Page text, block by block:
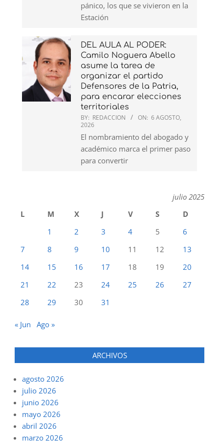
pánico, los que se vivieron en la
Estación
DEL AULA AL PODER:
Camilo Noguera Abello
asume la tarea de
organizar el partido
Defensores de la Patria,
para encarar elecciones
territoriales
BY: REDACCION ON: 6 AGOSTO,
2026
El nombramiento del abogado y
académico marca el primer paso
para convertir
julio 2025
L
M X J V S
D
1
2 3 4 5
6
7
8 9 10 11 12
13
14
15 16 17 18 19
20
21
22 23 24 25 26
27
28
29 30 31
« Jun Ago »
ARCHIVOS
agosto 2026
julio 2026
junio 2026
mayo 2026
abril 2026
marzo 2026